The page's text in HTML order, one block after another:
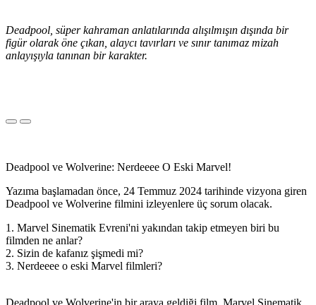
Deadpool, süper kahraman anlatılarında alışılmışın dışında bir
figür olarak öne çıkan, alaycı tavırları ve sınır tanımaz mizah
anlayışıyla tanınan bir karakter.
Deadpool ve Wolverine: Nerdeeee O Eski Marvel!
Yazıma başlamadan önce, 24 Temmuz 2024 tarihinde vizyona giren
Deadpool ve Wolverine filmini izleyenlere üç sorum olacak.
1. Marvel Sinematik Evreni'ni yakından takip etmeyen biri bu
filmden ne anlar?
2. Sizin de kafanız şişmedi mi?
3. Nerdeeee o eski Marvel filmleri?
Deadpool ve Wolverine'in bir araya geldiği film, Marvel Sinematik